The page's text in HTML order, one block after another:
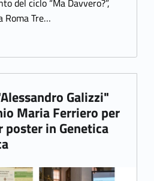
del ciclo “Ma Davvero?”,
Roma Tre…
Galizzi"
Maria Ferriero per
in Genetica